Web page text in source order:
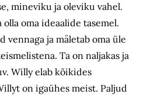
mineviku ja oleviku vahel.
oma ideaalide tasemel.
vennaga ja mäletab oma üle
Ta on naljakas ja
Willy elab kõikides
on igaühes meist. Paljud